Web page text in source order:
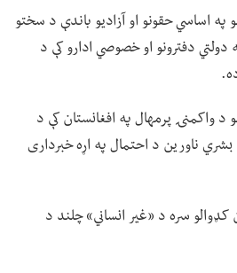
په اساسي حقونو او آزادیو باندې د سختو
دولتي دفترونو او خصوصي ادارو کې د
د واکمنۍ پرمهال په افغانستان کې د
ناورین د احتمال په اړه خبرداری
کډوالو سره د «غیر انساني» چلند د